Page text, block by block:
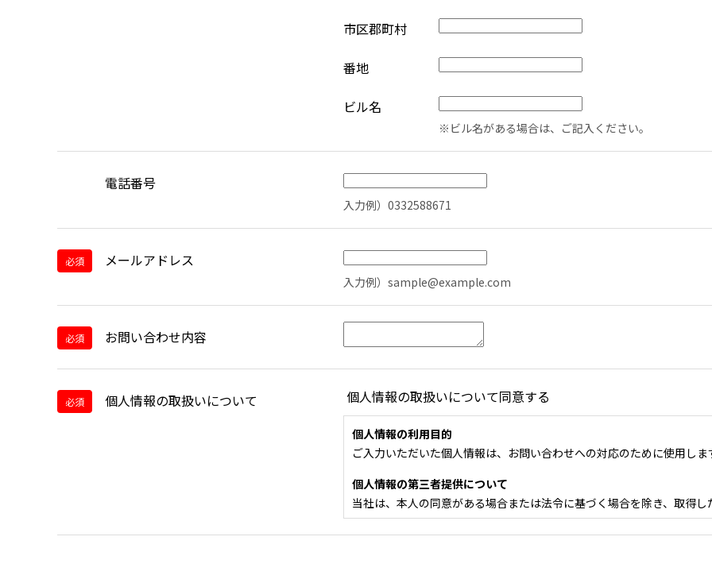
市区郡町村
番地
ビル名
※ビル名がある場合は、ご記入ください。
電話番号
入力例）0332588671
メールアドレス
必須
入力例）sample@example.com
お問い合わせ内容
必須
個人情報の取扱いについて
必須 個人情報の取扱いについて同意する
個人情報の利用目的
ご入力いただいた個人情報は、お問い合わせへの対応のために使用しま
個人情報の第三者提供について
当社は、本人の同意がある場合または法令に基づく場合を除き、取得
個人情報の取扱いの委託について